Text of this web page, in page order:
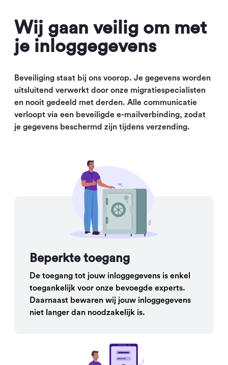
Wij gaan veilig om met
je inloggegevens
Beveiliging staat bij ons voorop. Je gegevens worden
uitsluitend verwerkt door onze migratiespecialisten
en nooit gedeeld met derden. Alle communicatie
verloopt via een beveiligde e-mailverbinding, zodat
je gegevens beschermd zijn tijdens verzending.
Beperkte toegang
De toegang tot jouw inloggegevens is enkel
toegankelijk voor onze bevoegde experts.
Daarnaast bewaren wij jouw inloggegevens
niet langer dan noodzakelijk is.